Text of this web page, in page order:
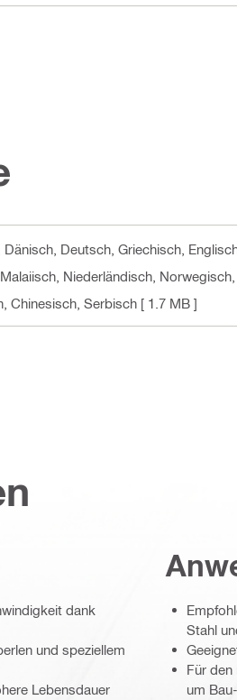
Deutsch, Griechisch,
Niederländisch,
Chinesisch, Serbisch [ 1.7 MB ]
dank
und speziellem
Lebensdauer
Stahl
Für den
um